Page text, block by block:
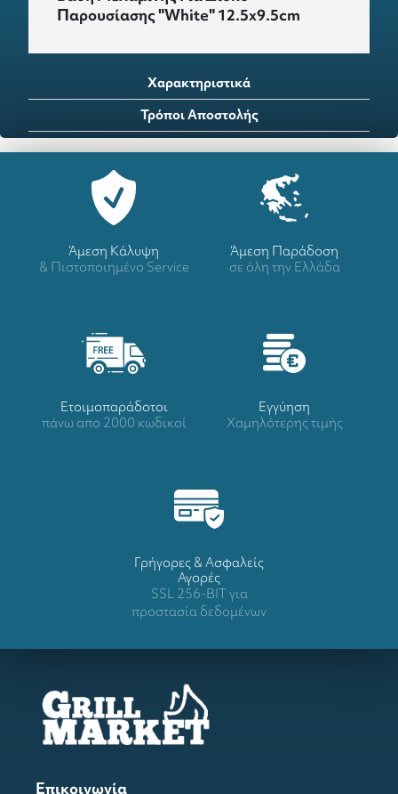
Παρουσίασης "White" 12.5x9.5cm
Χαρακτηριστικά
Τρόποι Αποστολής
Άμεση Κάλυψη
& Πιστοποιημένο Service
Άμεση Παράδοση
σε όλη την Ελλάδα
Ετοιμοπαράδοτοι
πάνω απο 2000 κωδικοί
Eγγύηση
Χαμηλότερης τιμής
Γρήγορες & Ασφαλείς
Αγορές
SSL 256-BIT για
προστασία δεδομένων
Επικοινωνία